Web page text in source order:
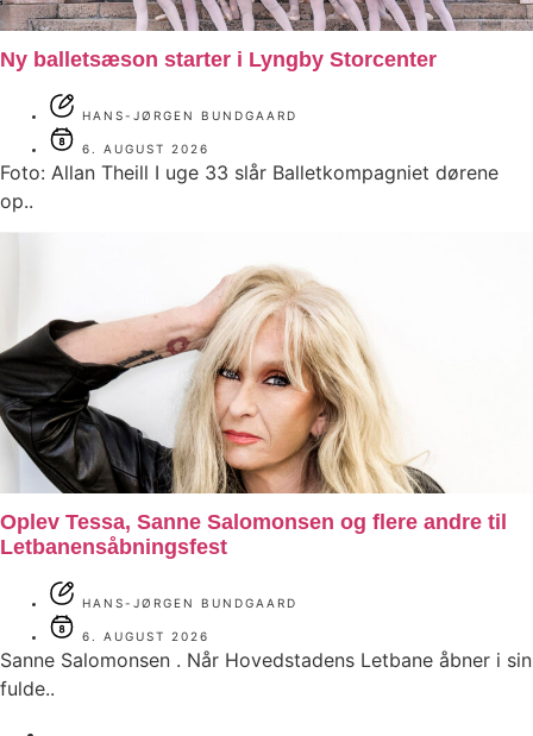
Ny balletsæson starter i Lyngby Storcenter
HANS-JØRGEN BUNDGAARD
6. AUGUST 2026
Foto: Allan Theill I uge 33 slår Balletkompagniet dørene
op..
Oplev Tessa, Sanne Salomonsen og flere andre til
Letbanensåbningsfest
HANS-JØRGEN BUNDGAARD
6. AUGUST 2026
Sanne Salomonsen . Når Hovedstadens Letbane åbner i sin
fulde..